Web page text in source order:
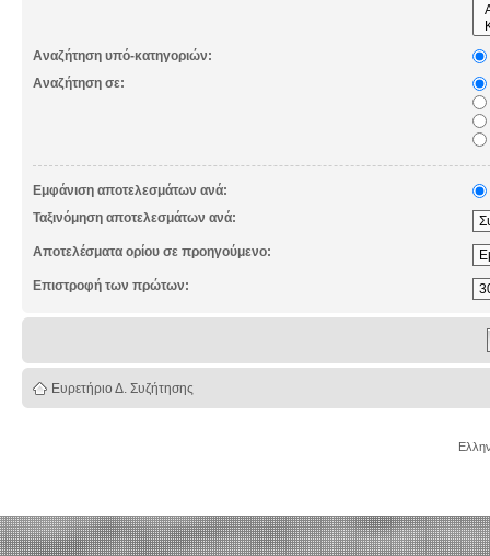
Αναζήτηση υπό-κατηγοριών:
Αναζήτηση σε:
Εμφάνιση αποτελεσμάτων ανά:
Ταξινόμηση αποτελεσμάτων ανά:
Αποτελέσματα ορίου σε προηγούμενο:
Επιστροφή των πρώτων:
Ευρετήριο Δ. Συζήτησης